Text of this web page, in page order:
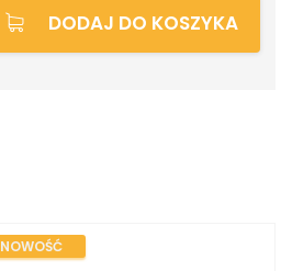
DODAJ DO KOSZYKA
NOWOŚĆ